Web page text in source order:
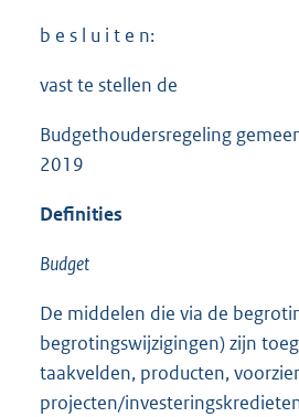
b e s l u i t e n:
vast te stellen de
Budgethoudersregeling
2019
Definities
Budget
De middelen die via de
begrotingswijzigingen) zijn
taakvelden, producten,
projecten/